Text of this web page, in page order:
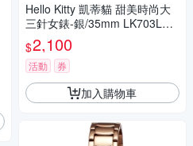
Hello Kitty 凱蒂貓 甜美時尚大
三針女錶-銀/35mm LK703LWK
A 七夕寵愛季 送禮推薦
$2,100
活動 券
加入購物車